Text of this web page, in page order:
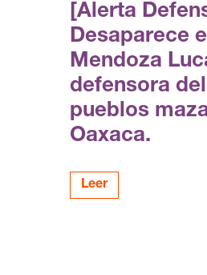
[Alerta
Desaparece
Mendoza
defensora
pueblos
Oaxaca.
Leer